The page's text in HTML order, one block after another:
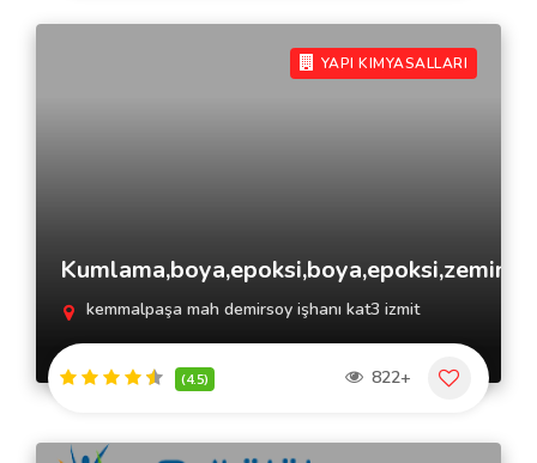
YAPI KIMYASALLARI
kemmalpaşa mah demirsoy işhanı kat3 izmit
(4.5) 822+